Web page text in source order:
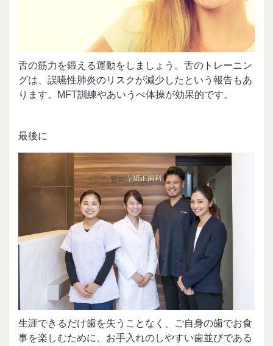
舌の筋力を鍛える運動をしましょう。舌のトレーニン
グは、誤嚥性肺炎のリスクが減少したという報告もあ
ります。MFT訓練やあいうべ体操が効果的です。
最後に
生涯できるだけ歯を失うことなく、ご自身の歯でお食
事を楽しむために、お手入れのしやすい歯並びである